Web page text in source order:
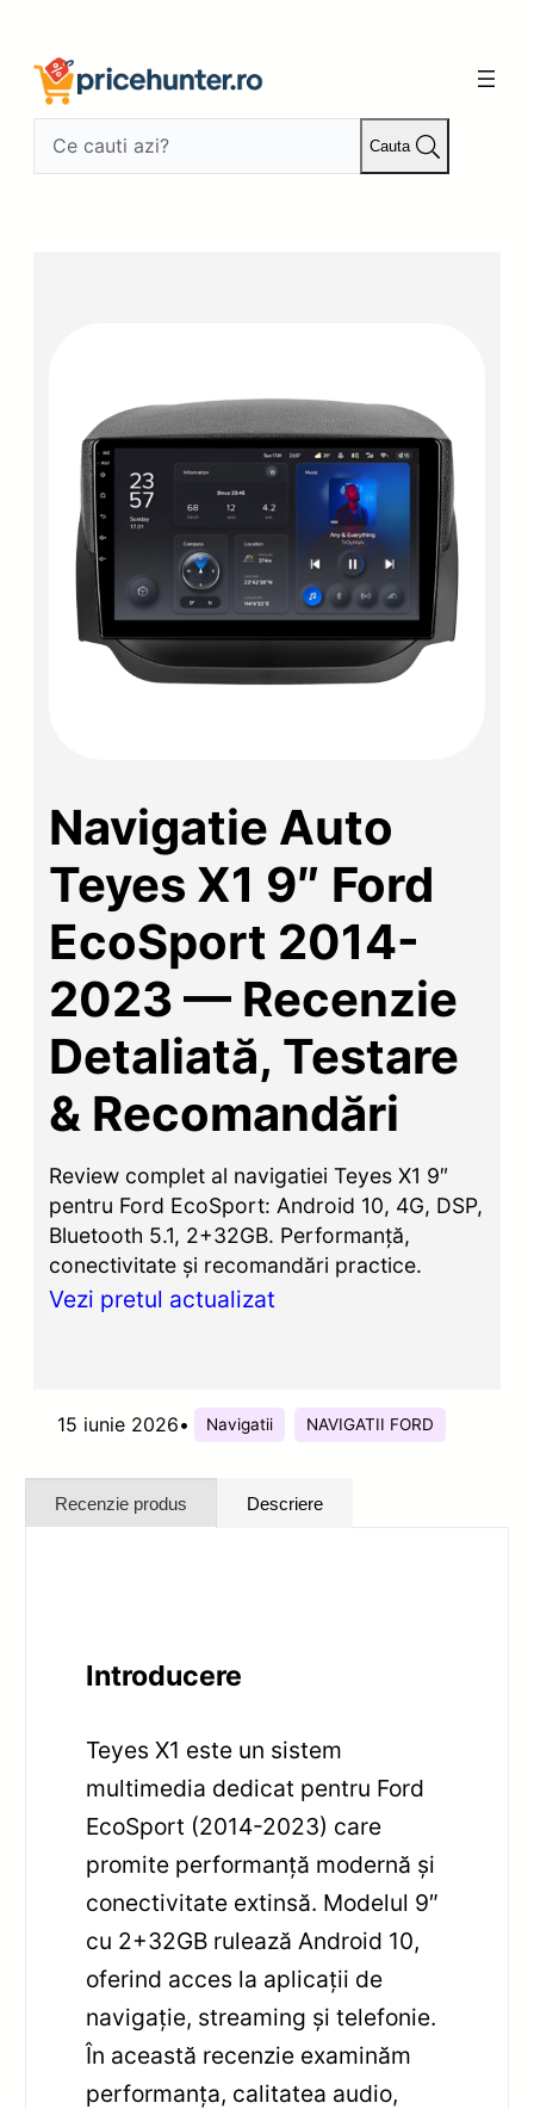
conținut
Cauta
Navigatie Auto
Teyes X1 9″ Ford
EcoSport 2014-
2023 — Recenzie
Detaliată, Testare
& Recomandări
Review complet al navigatiei Teyes X1 9″
pentru Ford EcoSport: Android 10, 4G, DSP,
Bluetooth 5.1, 2+32GB. Performanță,
conectivitate și recomandări practice.
Vezi pretul actualizat
15 iunie 2026• Navigatii NAVIGATII FORD
Recenzie produs Descriere
Introducere
Teyes X1 este un sistem
multimedia dedicat pentru Ford
EcoSport (2014-2023) care
promite performanță modernă și
conectivitate extinsă. Modelul 9″
cu 2+32GB rulează Android 10,
oferind acces la aplicații de
navigație, streaming și telefonie.
În această recenzie examinăm
performanța, calitatea audio,